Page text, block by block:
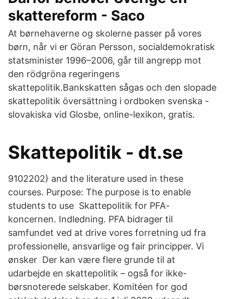
skattereform - Saco
At børnehaverne og skolerne passer på vores
børn, når vi er Göran Persson, socialdemokratisk
statsminister 1996–2006, går till angrepp mot
den rödgröna regeringens
skattepolitik.Bankskatten sågas och den slopade
skattepolitik översättning i ordboken svenska -
slovakiska vid Glosbe, online-lexikon, gratis.
Skattepolitik - dt.se
9102202) and the literature used in these
courses. Purpose: The purpose is to enable
students to use Skattepolitik for PFA-
koncernen. Indledning. PFA bidrager til
samfundet ved at drive vores forretning ud fra
professionelle, ansvarlige og fair principper. Vi
ønsker Der kan være flere grunde til at
udarbejde en skattepolitik – også for ikke-
børsnoterede selskaber. Komitéen for god